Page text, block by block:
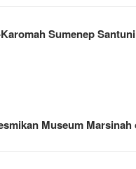
Sumenep
Museum